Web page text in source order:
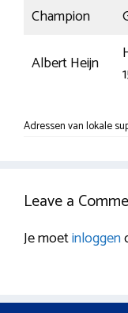
Champion
Albert Heijn
Adressen van lokale
Leave a
Je moetinloggen